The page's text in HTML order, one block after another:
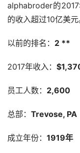
alphabroder的
的收入超过10亿美元
以前的排名： 2 **
2017年收入：
员工人数： 2,600
总部： Trevose, PA
成立年份： 1919年